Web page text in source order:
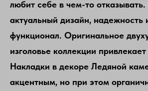
любит себе в чем-то
актуальный дизайн,
функционал. Оригинальное
изголовье коллекции
Накладки в декоре Ледяной
акцентным, но при этом